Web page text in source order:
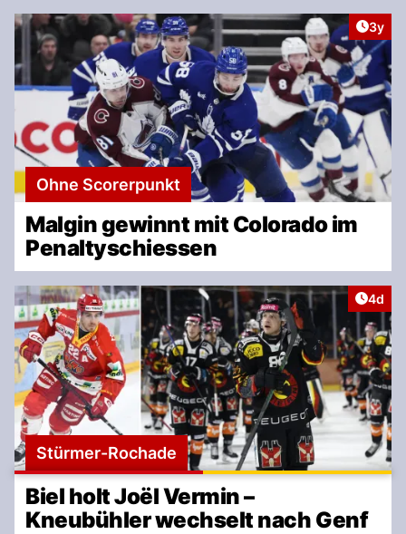
3y
Ohne Scorerpunkt
Malgin gewinnt mit Colorado im
Penaltyschiessen
4d
Stürmer-Rochade
Biel holt Joël Vermin –
Kneubühler wechselt nach Genf